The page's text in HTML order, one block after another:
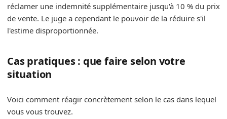
réclamer une indemnité supplémentaire jusqu'à 10 % du prix
de vente. Le juge a cependant le pouvoir de la réduire s'il
l'estime disproportionnée.
Cas pratiques : que faire selon votre
situation
Voici comment réagir concrètement selon le cas dans lequel
vous vous trouvez.